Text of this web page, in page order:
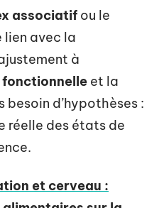
associatif ou le
lien avec la
à
fonctionnelle et la
besoin d’hypothèses :
réelle des états de
et cerveau :